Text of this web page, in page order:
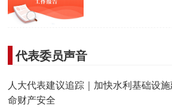
代表委员声音
人大代表建议追踪｜加快水利基础设
命财产安全